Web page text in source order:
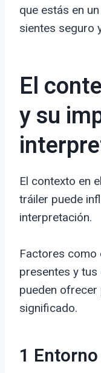
que estás en
sientes seguro
El
y su
El contexto en
tráiler puede
interpretación.
Factores como
presentes y tus
pueden
significado.
1